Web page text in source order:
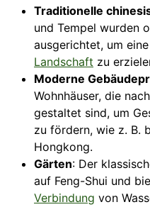
Traditionelle
und Tempel wurden
ausgerichtet, um
Landschaft zu
Moderne
Wohnhäuser, die
gestaltet sind, um
zu fördern, wie z. B.
Hongkong.
Gärten: Der
auf Feng-Shui und
Verbindung von